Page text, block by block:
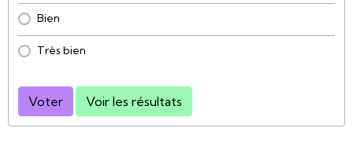
Bien
Très bien
Voter Voir les résultats